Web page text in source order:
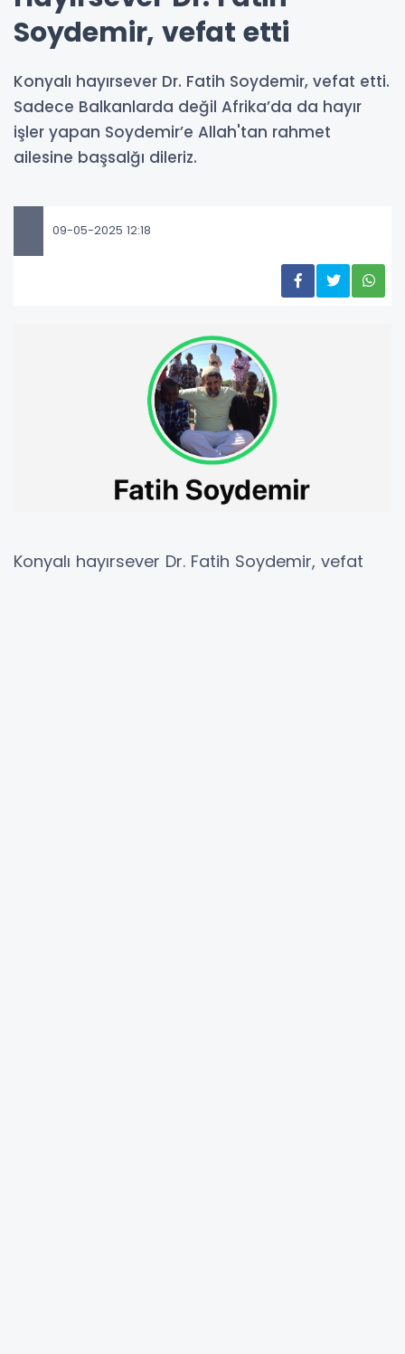
Soydemir, vefat etti
Konyalı hayırsever Dr. Fatih Soydemir, vefat etti.
Sadece Balkanlarda değil Afrika’da da hayır
işler yapan Soydemir’e Allah'tan rahmet
ailesine başsalğı dileriz.
09-05-2025 12:18
Konyalı hayırsever Dr. Fatih Soydemir, vefat